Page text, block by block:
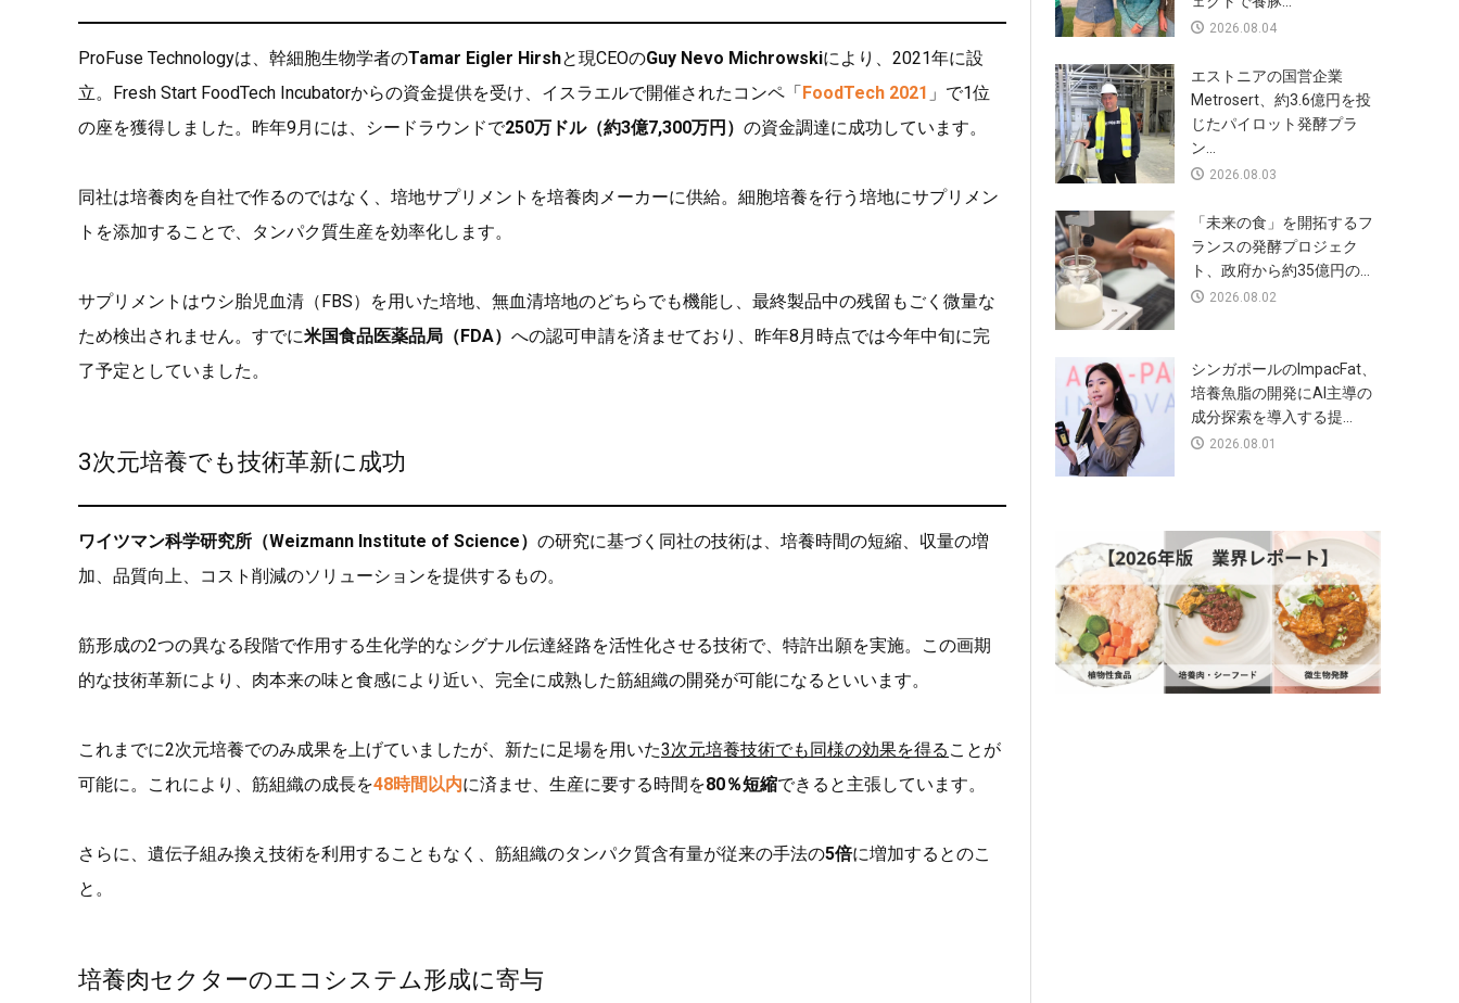
ProFuse Technologyは、幹細胞生物学者のTamar Eigler Hirshと現CEOのGuy Nevo Michrowskiにより、2021年に設
立。Fresh Start FoodTech Incubatorからの資金提供を受け、イスラエルで開催されたコンペ「FoodTech 2021 」で1位
の座を獲得しました。昨年9月には、シードラウンドで250万ドル（約3億7,300万円） の資金調達に成功しています。
同社は培養肉を自社で作るのではなく、培地サプリメントを培養肉メーカーに供給。細胞培養を行う培地にサプリメン
トを添加することで、タンパク質生産を効率化します。
サプリメントはウシ胎児血清（FBS）を用いた培地、無血清培地のどちらでも機能し、最終製品中の残留もごく微量な
ため検出されません。すでに米国食品医薬品局（FDA） への認可申請を済ませており、昨年8月時点では今年中旬に完
了予定としていました。
3次元培養でも技術革新に成功
ワイツマン科学研究所（Weizmann Institute of Science） の研究に基づく同社の技術は、培養時間の短縮、収量の増
加、品質向上、コスト削減のソリューションを提供するもの。
筋形成の2つの異なる段階で作用する生化学的なシグナル伝達経路を活性化させる技術で、特許出願を実施。この画期
的な技術革新により、肉本来の味と食感により近い、完全に成熟した筋組織の開発が可能になるといいます。
これまでに2次元培養でのみ成果を上げていましたが、新たに足場を用いた3次元培養技術でも同様の効果を得る ことが
可能に。これにより、筋組織の成長を48時間以内に済ませ、生産に要する時間を80％短縮できると主張しています。
さらに、遺伝子組み換え技術を利用することもなく、筋組織のタンパク質含有量が従来の手法の5倍に増加するとのこ
と。
培養肉セクターのエコシステム形成に寄与
2026.08.04
エストニアの国営企業
Metrosert、約3.6億円を投
じたパイロット発酵プラ
ン...
2026.08.03
「未来の食」を開拓するフ
ランスの発酵プロジェク
ト、政府から約35億円の...
2026.08.02
シンガポールのImpacFat、
培養魚脂の開発にAI主導の
成分探索を導入する提...
2026.08.01